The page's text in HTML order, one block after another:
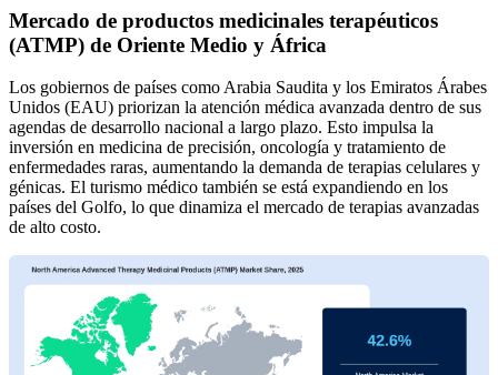
Mercado de productos medicinales terapéuticos
(ATMP) de Oriente Medio y África
Los gobiernos de países como Arabia Saudita y los Emiratos Árabes
Unidos (EAU) priorizan la atención médica avanzada dentro de sus
agendas de desarrollo nacional a largo plazo. Esto impulsa la
inversión en medicina de precisión, oncología y tratamiento de
enfermedades raras, aumentando la demanda de terapias celulares y
génicas. El turismo médico también se está expandiendo en los
países del Golfo, lo que dinamiza el mercado de terapias avanzadas
de alto costo.